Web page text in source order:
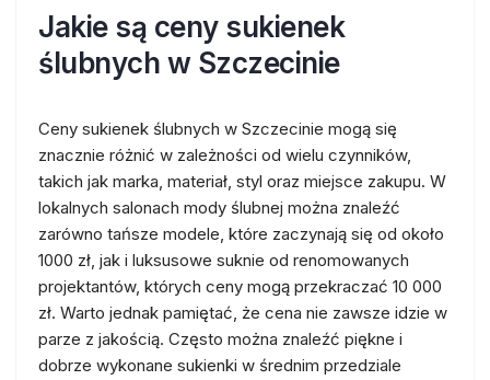
Jakie są ceny sukienek
ślubnych w Szczecinie
Ceny sukienek ślubnych w Szczecinie mogą się
znacznie różnić w zależności od wielu czynników,
takich jak marka, materiał, styl oraz miejsce zakupu. W
lokalnych salonach mody ślubnej można znaleźć
zarówno tańsze modele, które zaczynają się od około
1000 zł, jak i luksusowe suknie od renomowanych
projektantów, których ceny mogą przekraczać 10 000
zł. Warto jednak pamiętać, że cena nie zawsze idzie w
parze z jakością. Często można znaleźć piękne i
dobrze wykonane sukienki w średnim przedziale